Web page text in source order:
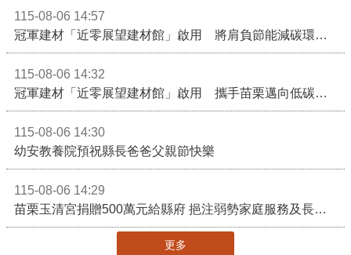
115-08-06 14:57
冠軍建材「近零展望建材館」啟用 將肩負節能減碳環境教育重任
115-08-06 14:32
冠軍建材「近零展望建材館」啟用 攜手苗栗邁向低碳建築新未來
115-08-06 14:30
幼安教養院預祝縣長爸爸父親節快樂
115-08-06 14:29
苗栗玉清宮捐贈500萬元給縣府 挹注弱勢家庭服務及長照醫療資源
更多